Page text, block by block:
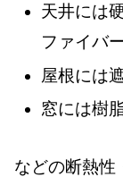
天井には
ファイバ
屋根には
窓には樹
などの断熱性